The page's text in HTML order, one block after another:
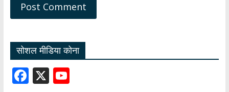
सोशल मीडिया कोना
F X Y